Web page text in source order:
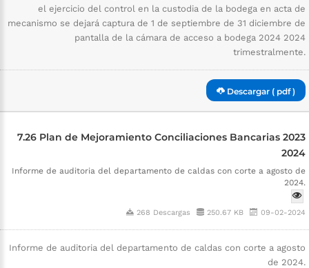
el ejercicio del control en la custodia de la bodega en acta de
mecanismo se dejará captura de 1 de septiembre de 31 diciembre de
pantalla de la cámara de acceso a bodega 2024 2024
trimestralmente.
Descargar ( pdf )
7.26 Plan de Mejoramiento Conciliaciones Bancarias 2023
2024
Informe de auditoria del departamento de caldas con corte a agosto de
2024.
268 Descargas 250.67 KB 09-02-2024
Informe de auditoria del departamento de caldas con corte a agosto
de 2024.